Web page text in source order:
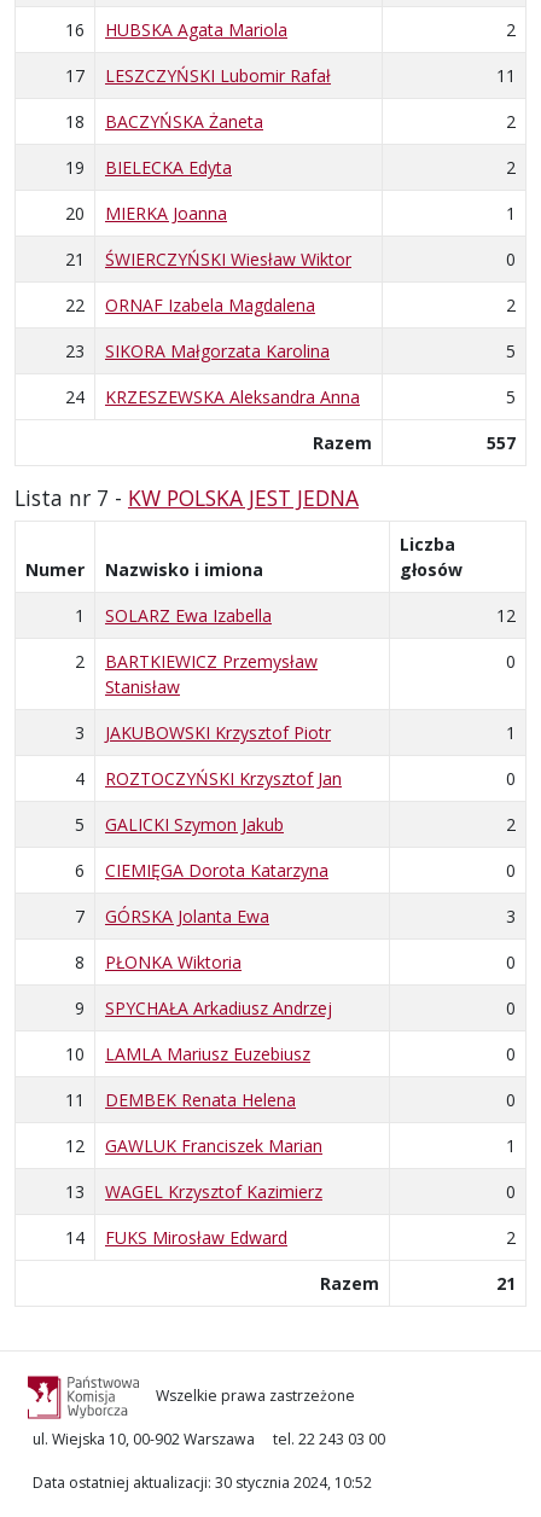
16
HUBSKA Agata Mariola
2
17
LESZCZYŃSKI Lubomir Rafał
11
18
BACZYŃSKA Żaneta
2
19
BIELECKA Edyta
2
20
MIERKA Joanna
1
21
ŚWIERCZYŃSKI Wiesław Wiktor
0
22
ORNAF Izabela Magdalena
2
23
SIKORA Małgorzata Karolina
5
24
KRZESZEWSKA Aleksandra Anna
5
Razem
557
Lista nr 7 - KW POLSKA JEST JEDNA
Numer Nazwisko i imiona
Liczba
głosów
1
SOLARZ Ewa Izabella
12
2
BARTKIEWICZ Przemysław
Stanisław
0
3 JAKUBOWSKI Krzysztof Piotr
1
4
ROZTOCZYŃSKI Krzysztof Jan
0
5
GALICKI Szymon Jakub
2
6
CIEMIĘGA Dorota Katarzyna
0
7
GÓRSKA Jolanta Ewa
3
8
PŁONKA Wiktoria
0
9
SPYCHAŁA Arkadiusz Andrzej
0
10
LAMLA Mariusz Euzebiusz
0
11
DEMBEK Renata Helena
0
12
GAWLUK Franciszek Marian
1
13
WAGEL Krzysztof Kazimierz
0
14
FUKS Mirosław Edward
2
Razem
21
Wszelkie prawa zastrzeżone
ul. Wiejska 10, 00-902 Warszawa tel. 22 243 03 00
Data ostatniej aktualizacji: 30 stycznia 2024, 10:52